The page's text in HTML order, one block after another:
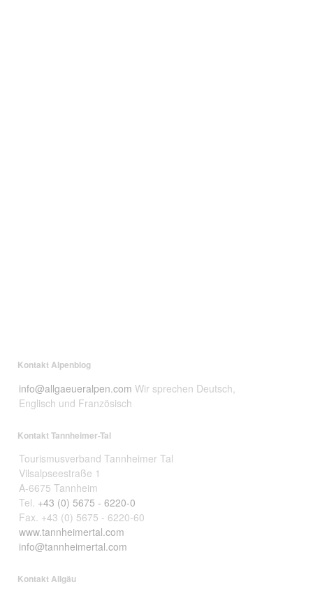
Kontakt Alpenblog
info@allgaeueralpen.com Wir sprechen Deutsch,
Englisch und Französisch
Kontakt Tannheimer-Tal
Tourismusverband Tannheimer Tal
Vilsalpseestraße 1
A-6675 Tannheim
Tel. +43 (0) 5675 - 6220-0
Fax. +43 (0) 5675 - 6220-60
www.tannheimertal.com
info@tannheimertal.com
Kontakt Allgäu